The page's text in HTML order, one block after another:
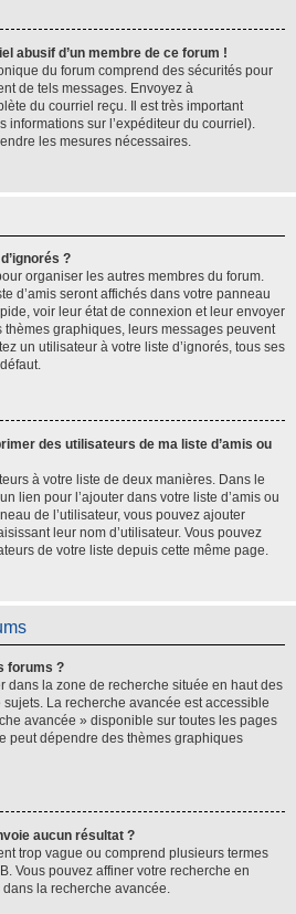
abusif d’un membre de ce forum !
du forum comprend des sécurités pour
de tels messages. Envoyez à
du courriel reçu. Il est très important
informations sur l’expéditeur du courriel).
les mesures nécessaires.
?
organiser les autres membres du forum.
d’amis seront affichés dans votre panneau
voir leur état de connexion et leur envoyer
graphiques, leurs messages peuvent
un utilisateur à votre liste d’ignorés, tous ses
des utilisateurs de ma liste d’amis ou
à votre liste de deux manières. Dans le
lien pour l’ajouter dans votre liste d’amis ou
de l’utilisateur, vous pouvez ajouter
leur nom d’utilisateur. Vous pouvez
de votre liste depuis cette même page.
forums ?
dans la zone de recherche située en haut des
La recherche avancée est accessible
avancée » disponible sur toutes les pages
peut dépendre des thèmes graphiques
aucun résultat ?
trop vague ou comprend plusieurs termes
Vous pouvez affiner votre recherche en
la recherche avancée.